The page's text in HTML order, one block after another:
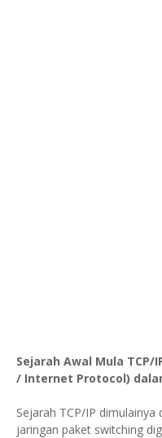
Sejarah Awal Mula
/ Internet Protocol)
Sejarah TCP/IP dimulainya
jaringan paket switching